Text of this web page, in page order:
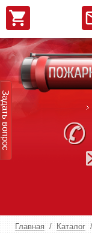
Главная / Каталог /
Задать вопрос